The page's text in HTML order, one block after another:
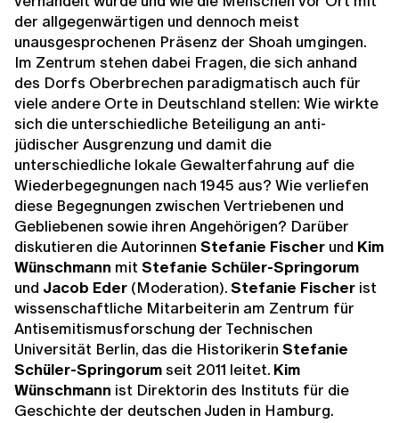
der allgegenwärtigen und dennoch meist
unausgesprochenen Präsenz der Shoah umgingen.
Im Zentrum stehen dabei Fragen, die sich anhand
des Dorfs Oberbrechen paradigmatisch auch für
viele andere Orte in Deutschland stellen: Wie wirkte
sich die unterschiedliche Beteiligung an anti-
jüdischer Ausgrenzung und damit die
unterschiedliche lokale Gewalterfahrung auf die
Wiederbegegnungen nach 1945 aus? Wie verliefen
diese Begegnungen zwischen Vertriebenen und
Gebliebenen sowie ihren Angehörigen? Darüber
diskutieren die Autorinnen Stefanie Fischer und Kim
Wünschmann mitStefanie Schüler-Springorum
und Jacob Eder (Moderation).Stefanie Fischer ist
wissenschaftliche Mitarbeiterin am Zentrum für
Antisemitismusforschung der Technischen
Universität Berlin, das die Historikerin Stefanie
Schüler-Springorumseit 2011 leitet. Kim
Wünschmann ist Direktorin des Instituts für die
Geschichte der deutschen Juden in Hamburg.